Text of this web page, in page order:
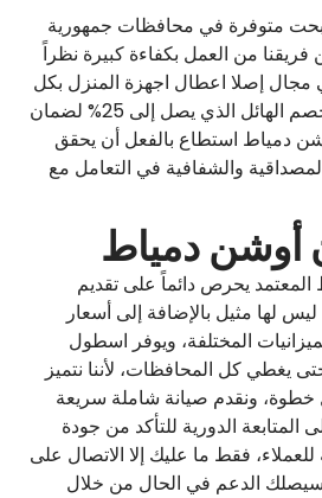
متوفرة في محافظات جمهورية
من العمل بكفاءة كبيرة نظراً
مجال إصلا اعطال اجهزة المنزل بكل
أنواعها، بالاضافة إلى الخصم الهائل الذي يصل إلى 25% لضمان
دمياط استطاع بالفعل أن يحقق
والشفافية في التعامل مع
أوشن دمياط
يحرص دائماً على تقديم
لها مثيل بالإضافة إلى أسعار
المختلفة، ويوفر اسطول
يغطي كل المحافظات، لأننا نتميز
خطوة، ونقدم صيانة شاملة سريعة
المتابعة الدورية للتأكد من جودة
فقط ما عليك إلا الاتصال على
الدعم في الحال من خلال